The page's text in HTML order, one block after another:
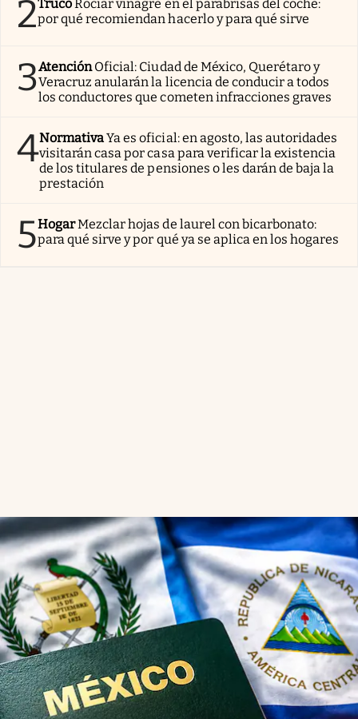
2TrucoRociar vinagre en el parabrisas del coche:
por qué recomiendan hacerlo y para qué sirve
3AtenciónOficial: Ciudad de México, Querétaro y
Veracruz anularán la licencia de conducir a todos
los conductores que cometen infracciones graves
4NormativaYa es oficial: en agosto, las autoridades
visitarán casa por casa para verificar la existencia
de los titulares de pensiones o les darán de baja la
prestación
5HogarMezclar hojas de laurel con bicarbonato:
para qué sirve y por qué ya se aplica en los hogares